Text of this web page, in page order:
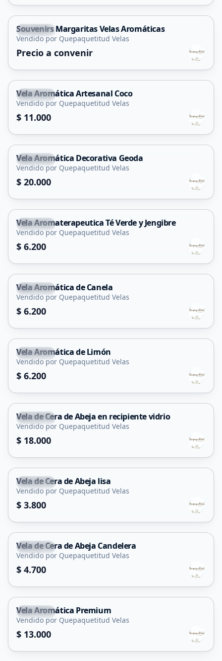
Capital
Souvenirs Margaritas Velas Aromáticas
Vendido por Quepaquetitud Velas
Precio a convenir
Capital
Vela Aromática Artesanal Coco
Vendido por Quepaquetitud Velas
$ 11.000
Capital
Vela Aromática Decorativa Geoda
Vendido por Quepaquetitud Velas
$ 20.000
Capital
Vela Aromaterapeutica Té Verde y Jengibre
Vendido por Quepaquetitud Velas
$ 6.200
Capital
Vela Aromática de Canela
Vendido por Quepaquetitud Velas
$ 6.200
Capital
Vela Aromática de Limón
Vendido por Quepaquetitud Velas
$ 6.200
Capital
Vela de Cera de Abeja en recipiente vidrio
Vendido por Quepaquetitud Velas
$ 18.000
Capital
Vela de Cera de Abeja lisa
Vendido por Quepaquetitud Velas
$ 3.800
Capital
Vela de Cera de Abeja Candelera
Vendido por Quepaquetitud Velas
$ 4.700
Capital
Vela Aromática Premium
Vendido por Quepaquetitud Velas
$ 13.000